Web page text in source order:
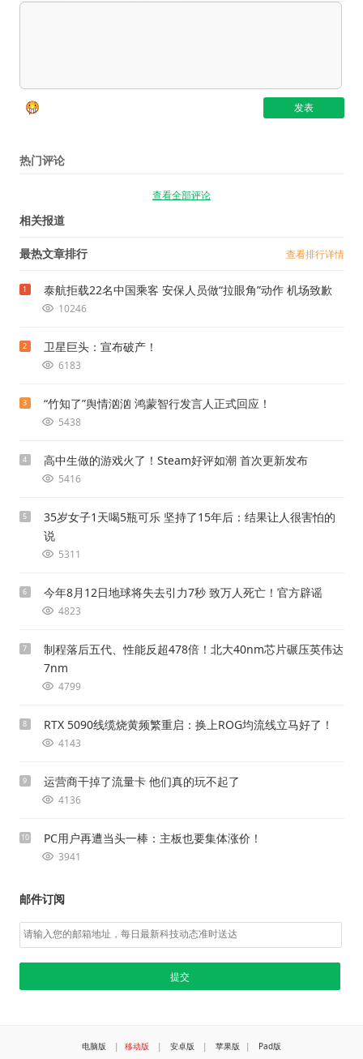
热门评论
查看全部评论
相关报道
最热文章排行 查看排行详情
1 泰航拒载22名中国乘客 安保人员做“拉眼角”动作 机场致歉
10246
2 卫星巨头：宣布破产！
6183
3 “竹知了”舆情汹汹 鸿蒙智行发言人正式回应！
5438
4 高中生做的游戏火了！Steam好评如潮 首次更新发布
5416
5
35岁女子1天喝5瓶可乐 坚持了15年后：结果让人很害怕的
说
5311
6 今年8月12日地球将失去引力7秒 致万人死亡！官方辟谣
4823
7
制程落后五代、性能反超478倍！北大40nm芯片碾压英伟达
7nm
4799
8 RTX 5090线缆烧黄频繁重启：换上ROG均流线立马好了！
4143
9 运营商干掉了流量卡 他们真的玩不起了
4136
10 PC用户再遭当头一棒：主板也要集体涨价！
3941
邮件订阅
电脑版 | 移动版 | 安卓版 | 苹果版 | Pad版